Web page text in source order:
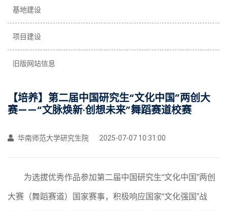
基地建设
项目建设
旧版网站信息
【培养】第二届中国研究生“文化中国”两创大
赛——“文脉焕新·创想未来”舞蹈赛道校赛
华南师范大学研究生院 2025-07-07 10:31:00
为选拔优秀作品参加第二届中国研究生“文化中国”两创
大赛（舞蹈赛道）国家赛事，积极响应国家“文化强国”战